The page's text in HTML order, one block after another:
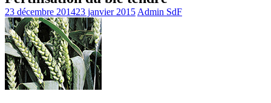
23 décembre 201423 janvier 2015 Admin SdF